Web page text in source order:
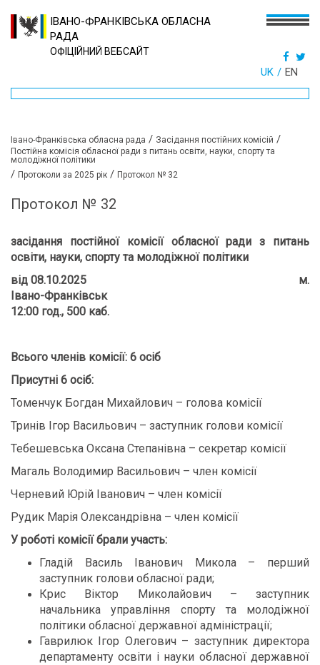
ІВАНО-ФРАНКІВСЬКА ОБЛАСНА
РАДА
ОФІЦІЙНИЙ ВЕБСАЙТ
UK EN
Івано-Франківська обласна рада / Засідання постійних комісій /
Постійна комісія обласної ради з питань освіти, науки, спорту та
молодіжної політики
/ Протоколи за 2025 рік / Протокол № 32
Протокол № 32
засідання постійної комісії обласної радиз питань
освіти, науки, спорту та молодіжної політики
від 08.10.2025 м.
Івано-Франківськ
12:00 год., 500 каб.
Всього членів комісії: 6 осіб
Присутні 6 осіб:
Томенчук Богдан Михайлович – голова комісії
Тринів Ігор Васильович – заступник голови комісії
Тебешевська Оксана Степанівна – секретар комісії
Магаль Володимир Васильович – член комісії
Черневий Юрій Іванович – член комісії
Рудик Марія Олександрівна – член комісії
У роботі комісії брали участь:
Гладій Василь Іванович Микола – перший
заступник голови обласної ради;
Крис Віктор Миколайович – заступник
начальника управління спорту та молодіжної
політики обласної державної адміністрації;
Гаврилюк Ігор Олегович – заступник директора
департаменту освіти і науки обласної державної